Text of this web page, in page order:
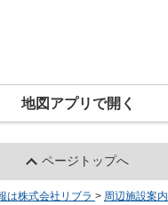
地図アプリで開く
ページトップへ
は株式会社リブラ > 周辺施設案内